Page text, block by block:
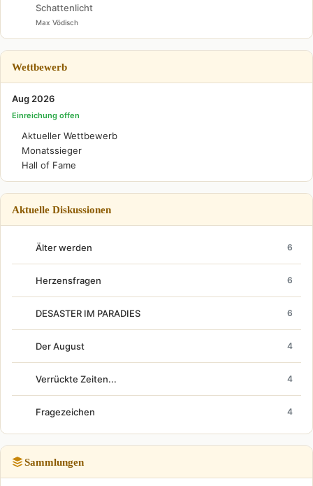
Schattenlicht
Max Vödisch
Wettbewerb
Aug 2026
Einreichung offen
Aktueller Wettbewerb
Monatssieger
Hall of Fame
Aktuelle Diskussionen
Älter werden 6
Herzensfragen 6
DESASTER IM PARADIES 6
Der August 4
Verrückte Zeiten... 4
Fragezeichen 4
Sammlungen